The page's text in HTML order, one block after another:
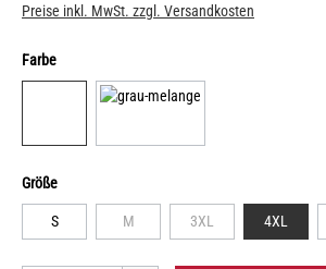
Preise inkl. MwSt. zzgl. Versandkosten
Farbe
Größe
S M 3XL 4XL